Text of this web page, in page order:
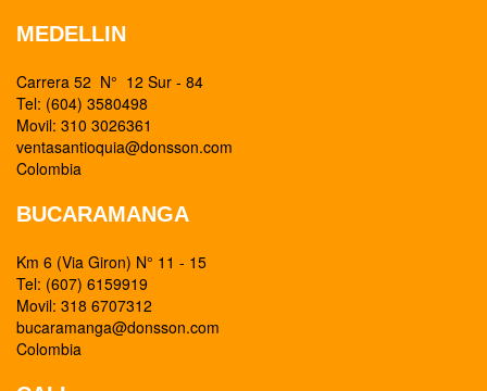
MEDELLIN
Carrera 52 N° 12 Sur - 84
Tel: (604) 3580498
Movil: 310 3026361
ventasantioquia@donsson.com
Colombia
BUCARAMANGA
Km 6 (Via Giron) N° 11 - 15
Tel: (607) 6159919
Movil: 318 6707312
bucaramanga@donsson.com
Colombia